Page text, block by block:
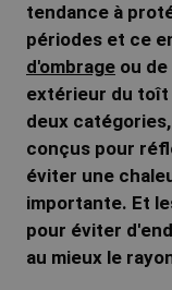
k
m
a
n
tendance à
périodes et ce
d'ombrage ou
extérieur du toît
deux
conçus pour
éviter une
importante. Et
pour éviter
au mieux le